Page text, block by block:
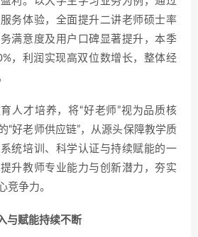
务体验，全面提升二讲老师硕士率
满意度及用户口碑显著提升，本季
，利润实现高双位数增长，整体经
人才培养，将“好老师”视为品质核
“好老师供应链”，从源头保障教学质
统培训、科学认证与持续赋能的一
升教师专业能力与创新潜力，夯实
竞争力。
与赋能持续不断